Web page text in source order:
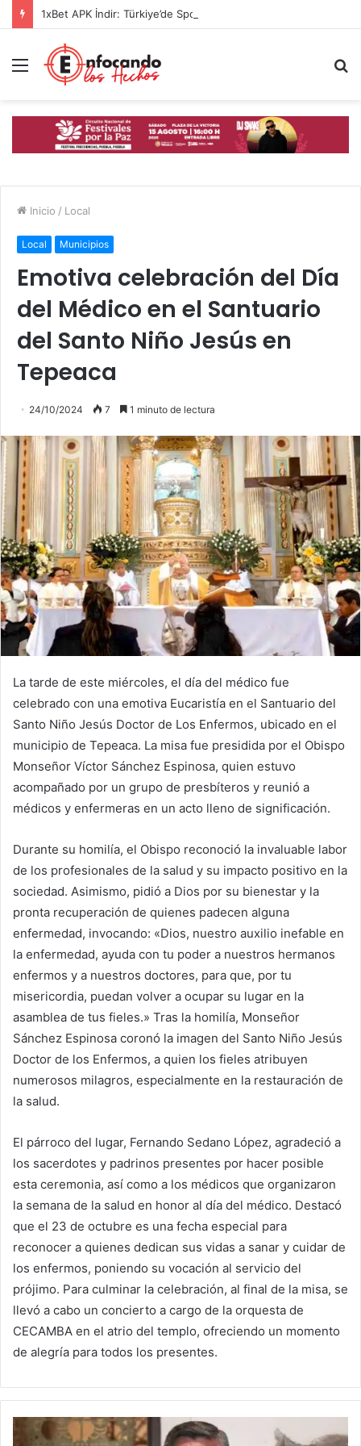
Menú
Inicio / Local
Local Municipios
Emotiva celebración del Día
del Médico en el Santuario
del Santo Niño Jesús en
Tepeaca
24/10/2024 7 1 minuto de lectura
La tarde de este miércoles, el día del médico fue
celebrado con una emotiva Eucaristía en el Santuario del
Santo Niño Jesús Doctor de Los Enfermos, ubicado en el
municipio de Tepeaca. La misa fue presidida por el Obispo
Monseñor Víctor Sánchez Espinosa, quien estuvo
acompañado por un grupo de presbíteros y reunió a
médicos y enfermeras en un acto lleno de significación.
Durante su homilía, el Obispo reconoció la invaluable labor
de los profesionales de la salud y su impacto positivo en la
sociedad. Asimismo, pidió a Dios por su bienestar y la
pronta recuperación de quienes padecen alguna
enfermedad, invocando: «Dios, nuestro auxilio inefable en
la enfermedad, ayuda con tu poder a nuestros hermanos
enfermos y a nuestros doctores, para que, por tu
misericordia, puedan volver a ocupar su lugar en la
asamblea de tus fieles.» Tras la homilía, Monseñor
Sánchez Espinosa coronó la imagen del Santo Niño Jesús
Doctor de los Enfermos, a quien los fieles atribuyen
numerosos milagros, especialmente en la restauración de
la salud.
El párroco del lugar, Fernando Sedano López, agradeció a
los sacerdotes y padrinos presentes por hacer posible
esta ceremonia, así como a los médicos que organizaron
la semana de la salud en honor al día del médico. Destacó
que el 23 de octubre es una fecha especial para
reconocer a quienes dedican sus vidas a sanar y cuidar de
los enfermos, poniendo su vocación al servicio del
prójimo. Para culminar la celebración, al final de la misa, se
llevó a cabo un concierto a cargo de la orquesta de
CECAMBA en el atrio del templo, ofreciendo un momento
de alegría para todos los presentes.